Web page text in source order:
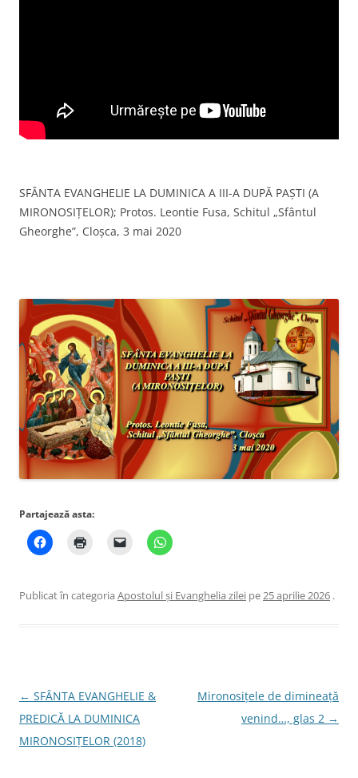
SFÂNTA EVANGHELIE LA DUMINICA A III-A DUPĂ PAŞTI (A
MIRONOSIȚELOR); Protos. Leontie Fusa, Schitul „Sfântul
Gheorghe”, Cloşca, 3 mai 2020
Partajează asta:
Publicat în categoria Apostolul şi Evanghelia zilei pe25 aprilie 2026 .
Navigare
în
articole
← SFÂNTA EVANGHELIE &
PREDICĂ LA DUMINICA
MIRONOSIŢELOR (2018)
Mironosițele de dimineață
venind…, glas 2 →